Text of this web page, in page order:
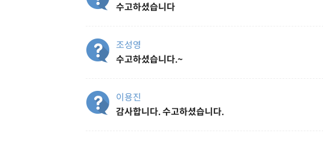
수고하셨습니다
조성영
수고하셨습니다.~
이용진
감사합니다. 수고하셨습니다.